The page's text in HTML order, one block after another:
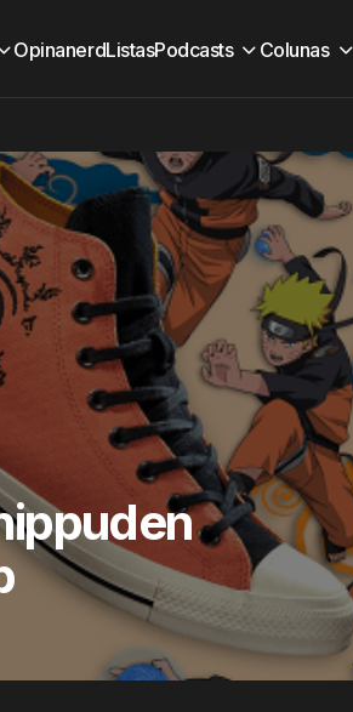
OpinanerdListasPodcasts Colunas